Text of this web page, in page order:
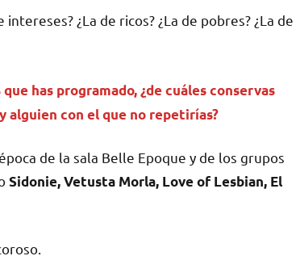
intereses? ¿La de ricos? ¿La de pobres? ¿La
has programado, ¿de cuáles conservas
alguien con el que no repetirías?
de la sala Belle Epoque y de los grupos
Sidonie, Vetusta Morla, Love of Lesbian, El